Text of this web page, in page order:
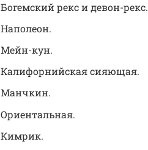
Богемский рекс и девон-рекс.
Наполеон.
Мейн-кун.
Калифорнийская сияющая.
Манчкин.
Ориентальная.
Кимрик.